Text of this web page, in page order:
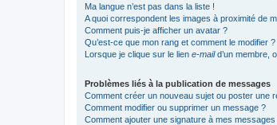
Ma langue n’est pas dans la liste !
A quoi correspondent les images à proximité de
Comment puis-je afficher un avatar ?
Qu’est-ce que mon rang et comment le modifier ?
Lorsque je clique sur le lien e-maild’un membre,
Problèmes liés à la publication de messages
Comment créer un nouveau sujet ou poster une
Comment modifier ou supprimer un message ?
Comment ajouter une signature à mes messages